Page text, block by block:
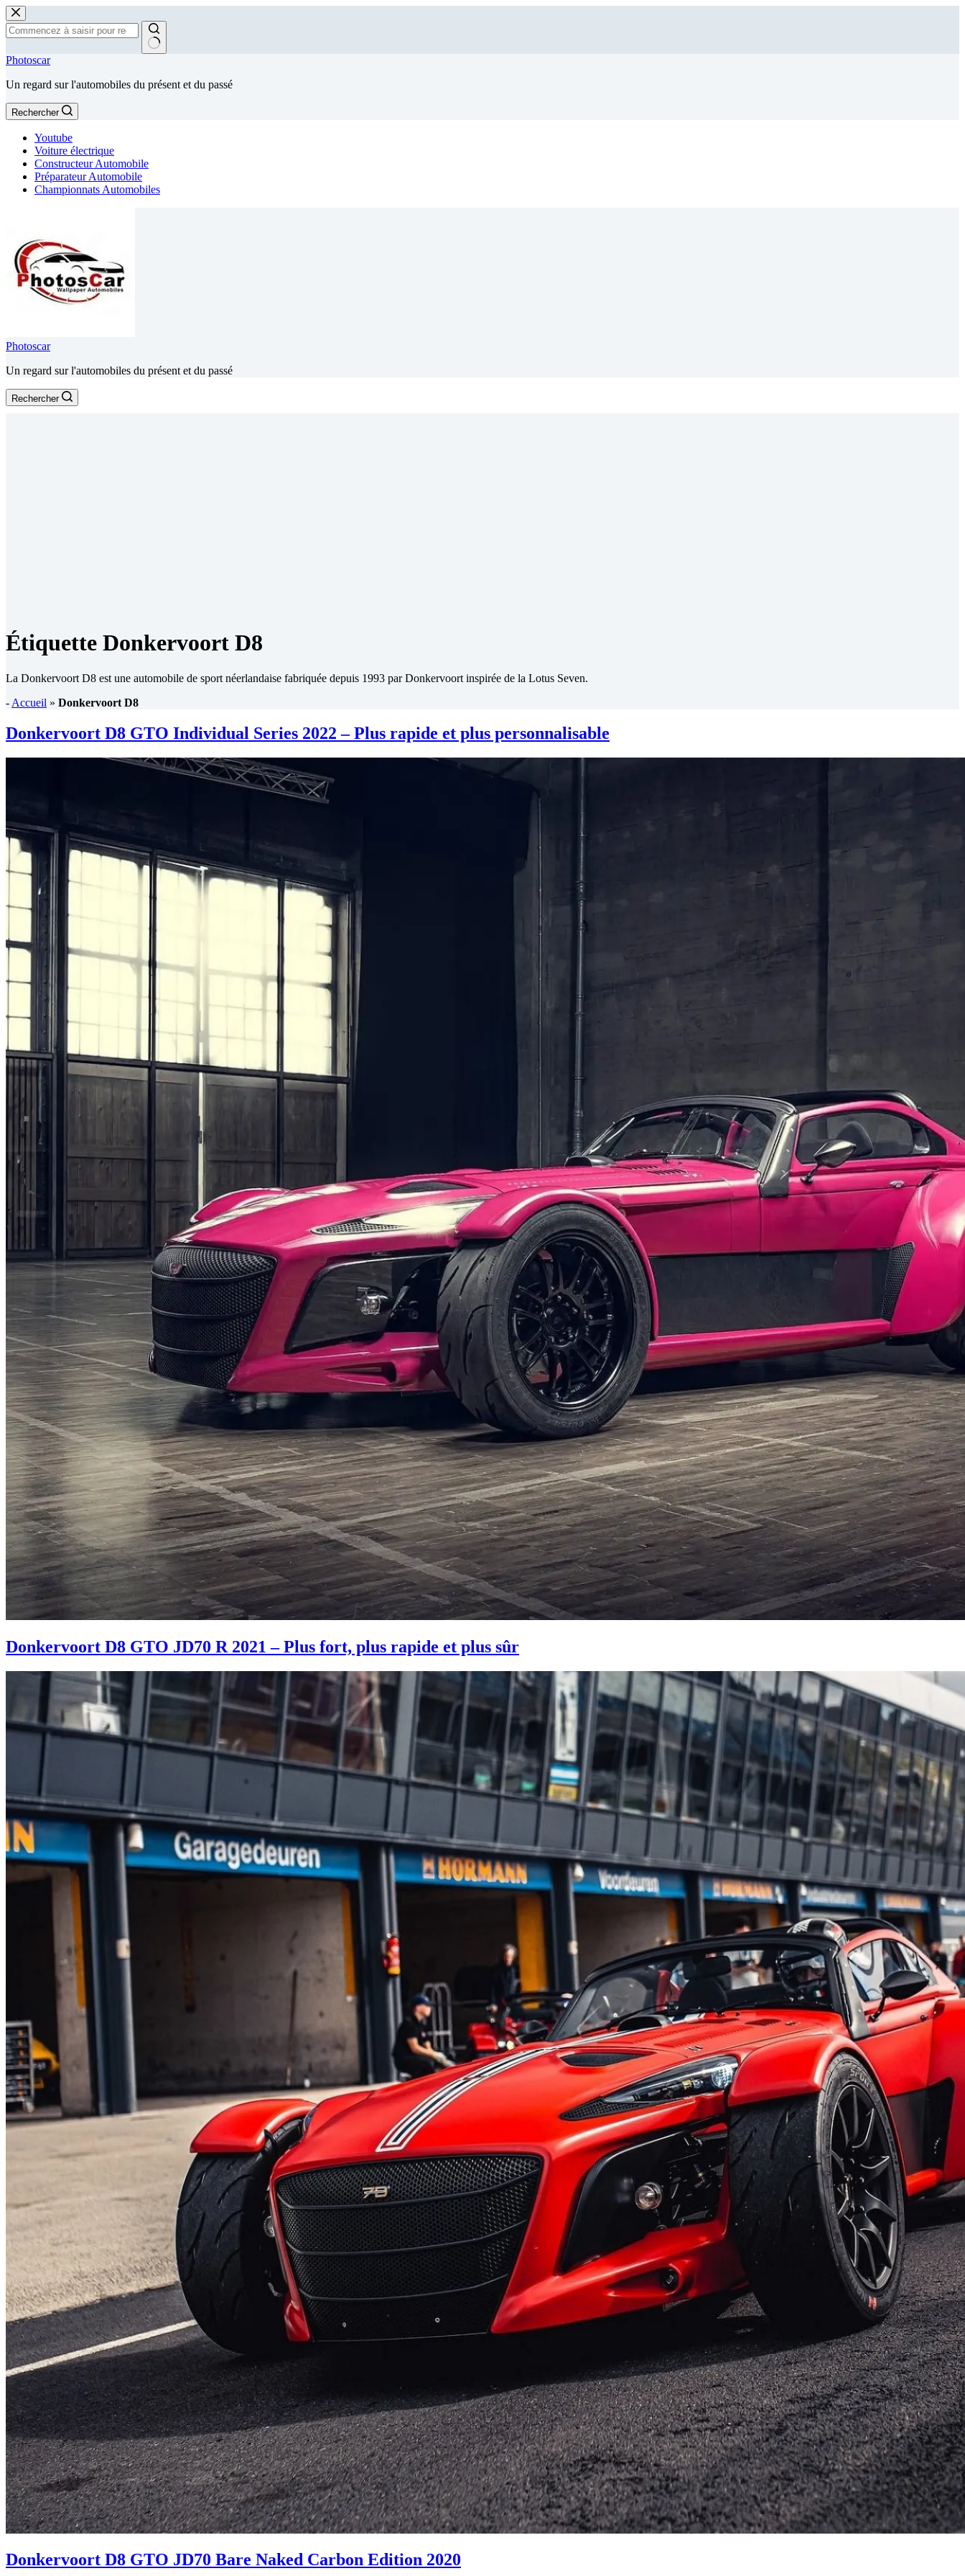
Passer
au
contenu
Aucun
Photoscar
Un regard sur l'automobiles du présent et du passé
Rechercher
Youtube
Voiture électrique
Constructeur Automobile
Préparateur Automobile
Championnats Automobiles
Photoscar
Un regard sur l'automobiles du présent et du passé
Rechercher
Étiquette Donkervoort D8
La Donkervoort D8 est une automobile de sport néerlandaise fabriquée depuis 1993 par Donkervoort inspirée de la Lotus Seven.
- Accueil » Donkervoort D8
Donkervoort D8 GTO Individual Series 2022 – Plus rapide et plus personnalisable
Donkervoort D8 GTO JD70 R 2021 – Plus fort, plus rapide et plus sûr
Donkervoort D8 GTO JD70 Bare Naked Carbon Edition 2020